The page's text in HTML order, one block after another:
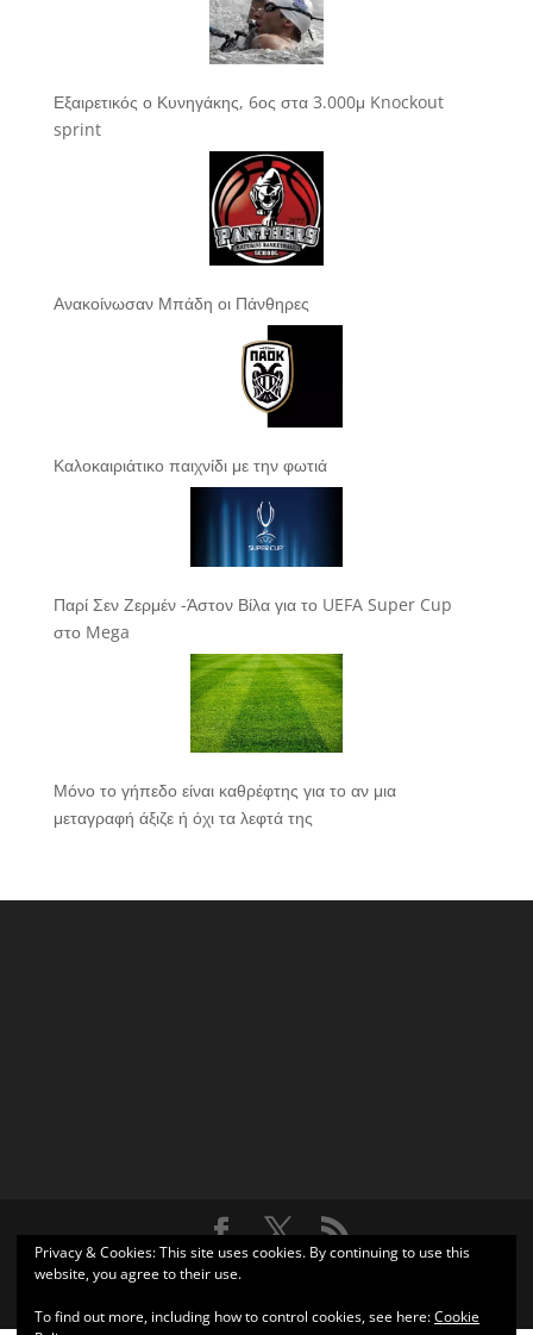
Εξαιρετικός ο Κυνηγάκης, 6ος στα 3.000μ Knockout
sprint
Ανακοίνωσαν Μπάδη οι Πάνθηρες
Καλοκαιριάτικο παιχνίδι με την φωτιά
Παρί Σεν Ζερμέν -Άστον Βίλα για το UEFA Super Cup
στο Mega
Μόνο το γήπεδο είναι καθρέφτης για το αν μια
μεταγραφή άξιζε ή όχι τα λεφτά της
Σχεδιάστηκε απόElegant Themes
Privacy & Cookies: This site uses cookies. By continuing to use this
website, you agree to their use.
To find out more, including how to control cookies, see here:Cookie